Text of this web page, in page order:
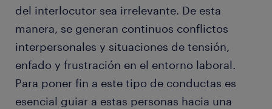
del interlocutor sea irrelevante. De esta
manera, se generan continuos conflictos
interpersonales y situaciones de tensión,
enfado y frustración en el entorno laboral.
Para poner fin a este tipo de conductas es
esencial guiar a estas personas hacia una